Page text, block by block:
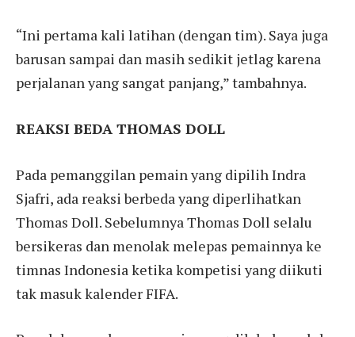
“Ini pertama kali latihan (dengan tim). Saya juga
barusan sampai dan masih sedikit jetlag karena
perjalanan yang sangat panjang,” tambahnya.
REAKSI BEDA THOMAS DOLL
Pada pemanggilan pemain yang dipilih Indra
Sjafri, ada reaksi berbeda yang diperlihatkan
Thomas Doll. Sebelumnya Thomas Doll selalu
bersikeras dan menolak melepas pemainnya ke
timnas Indonesia ketika kompetisi yang diikuti
tak masuk kalender FIFA.